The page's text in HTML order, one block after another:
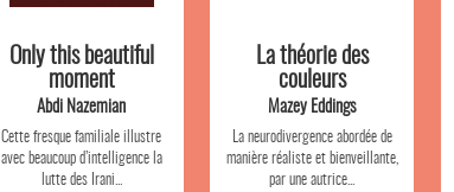
Only this beautiful
moment
Abdi Nazemian
Cette fresque familiale illustre
avec beaucoup d’intelligence la
lutte des Irani...
La théorie des
couleurs
Mazey Eddings
La neurodivergence abordée de
manière réaliste et bienveillante,
par une autrice...